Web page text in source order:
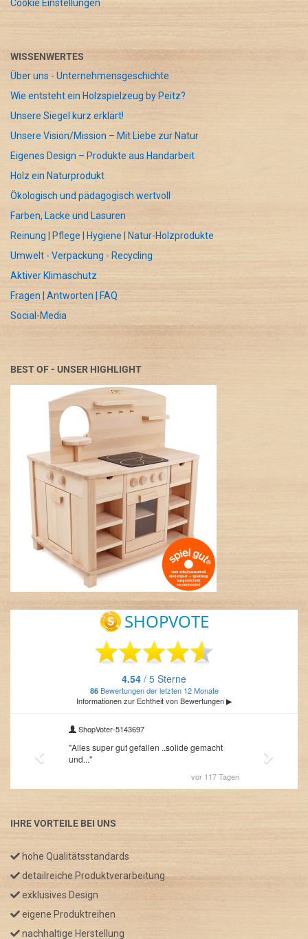
Cookie Einstellungen
WISSENWERTES
Über uns - Unternehmensgeschichte
Wie entsteht ein Holzspielzeug by Peitz?
Unsere Siegel kurz erklärt!
Unsere Vision/Mission – Mit Liebe zur Natur
Eigenes Design – Produkte aus Handarbeit
Holz ein Naturprodukt
Ökologisch und pädagogisch wertvoll
Farben, Lacke und Lasuren
Reinung | Pflege | Hygiene | Natur-Holzprodukte
Umwelt - Verpackung - Recycling
Aktiver Klimaschutz
Fragen | Antworten | FAQ
Social-Media
BEST OF - UNSER HIGHLIGHT
IHRE VORTEILE BEI UNS
hohe Qualitätsstandards
detailreiche Produktverarbeitung
exklusives Design
eigene Produktreihen
nachhaltige Herstellung